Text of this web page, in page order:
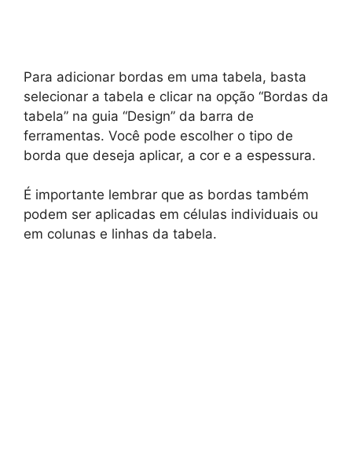
Para adicionar bordas em uma tabela, basta
selecionar a tabela e clicar na opção “Bordas da
tabela” na guia “Design” da barra de
ferramentas. Você pode escolher o tipo de
borda que deseja aplicar, a cor e a espessura.
É importante lembrar que as bordas também
podem ser aplicadas em células individuais ou
em colunas e linhas da tabela.